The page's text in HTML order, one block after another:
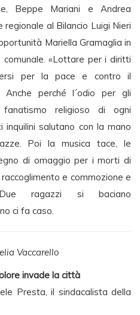
Beppe Mariani e Andrea
regionale al Bilancio Luigi Nieri
Mariella Gramaglia in
«Lottare per i diritti
per la pace e contro il
perché l´odio per gli
fanatismo religioso di ogni
inquilini salutano con la mano
Poi la musica tace, le
di omaggio per i morti di
e commozione e
ragazzi si baciano
ci fa caso.
Vaccarello
invade la città
Presta, il sindacalista della